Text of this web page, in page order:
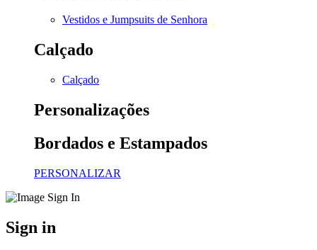
Vestidos e Jumpsuits de Senhora
Calçado
Calçado
Personalizações
Bordados e Estampados
PERSONALIZAR
Sign in